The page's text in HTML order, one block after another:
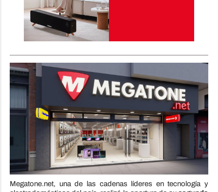
Megatone.net, una de las cadenas líderes en tecnología y